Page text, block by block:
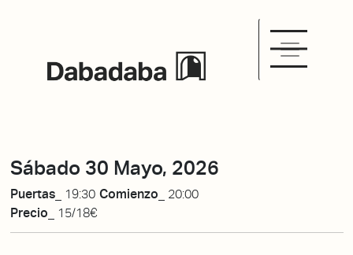
Sábado 30 Mayo, 2026
Puertas_ 19:30 Comienzo_ 20:00
Precio_
15/18€